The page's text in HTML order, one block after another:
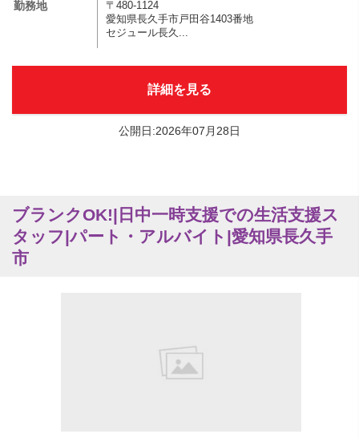
勤務地
〒480-1124
愛知県長久手市戸田谷1403番地
セジュール長久...
詳細を見る
公開日:2026年07月28日
ブランクOK!|日中一時支援での生活支援ス
タッフ|パート・アルバイト|愛知県長久手
市